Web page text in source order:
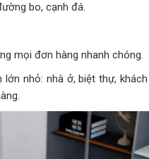
bo, cạnh đá.
mọi đơn hàng nhanh chóng.
nhỏ: nhà ở, biệt thự,